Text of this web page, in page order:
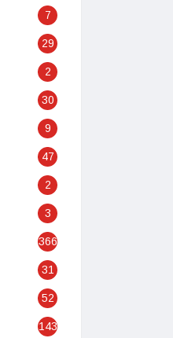
7
29
2
30
9
47
2
3
366
31
52
143